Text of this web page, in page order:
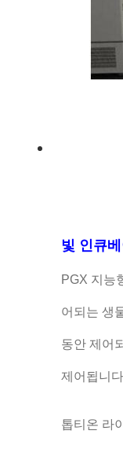
빛 인큐
PGX 지능
어되는 생
동안 제어
제어됩니
톱티온 라